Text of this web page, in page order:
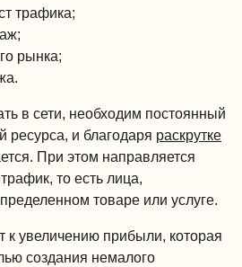
трафика;
рынка;
в сети, необходим постоянный
ресурса, и благодаря раскрутке
При этом направляется
то есть лица,
товаре или услуге.
к увеличению прибыли, которая
создания немалого